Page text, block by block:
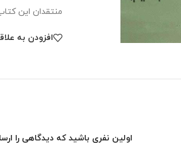
منتقدان این
افزودن به
اولین نفری باشید که دیدگاهی را